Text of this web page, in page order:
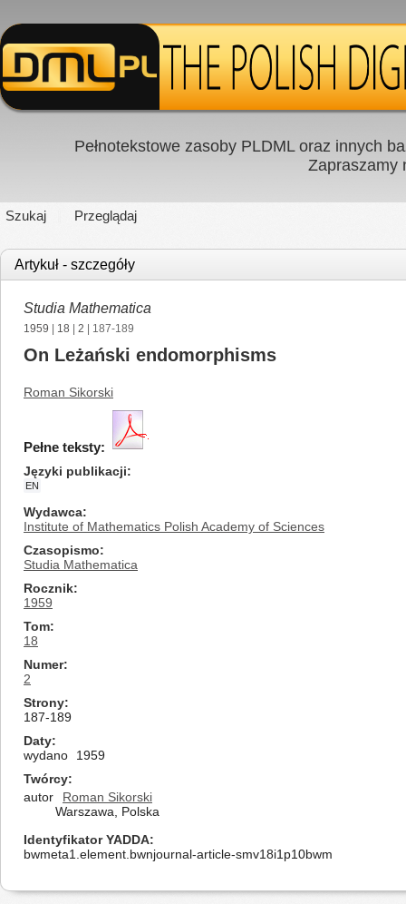
Pełnotekstowe zasoby PLDML oraz innych
Zapraszamy
Szukaj Przeglądaj
Artykuł - szczegóły
Studia Mathematica
1959 18 2 | 187-189
On Leżański endomorphisms
Roman Sikorski
Pełne teksty:
Języki publikacji
EN
Wydawca
Institute of Mathematics Polish Academy of Sciences
Czasopismo
Studia Mathematica
Rocznik
1959
Tom
18
Numer
2
Strony
187-189
Daty
wydano
1959
Twórcy
autor
Roman Sikorski
Warszawa, Polska
Identyfikator YADDA
bwmeta1.element.bwnjournal-article-smv18i1p10bwm